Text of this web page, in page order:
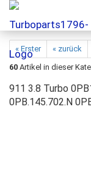
« Erster « zurück
60 Artikel in dieser
911 3.8 Turbo
0PB.145.702.N